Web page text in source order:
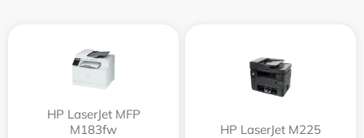
HP LaserJet MFP
M183fw
HP LaserJet M225